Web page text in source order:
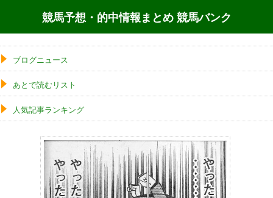
競馬予想・的中情報まとめ 競馬バンク
ブログニュース
あとで読むリスト
人気記事ランキング